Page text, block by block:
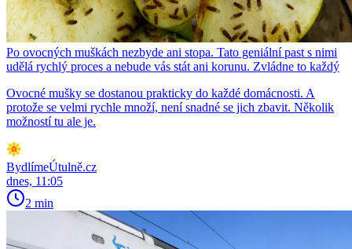
Po ovocných muškách nezbyde ani stopa. Tato geniální past s nimi
udělá rychlý proces a nebude vás stát ani korunu. Zvládne to každý
Ovocné mušky se dostanou prakticky do každé domácnosti. A
protože se velmi rychle množí, není snadné se jich zbavit. Několik
možností tu ale je.
BydlímeÚtulně.cz
dnes, 11:05
2 min